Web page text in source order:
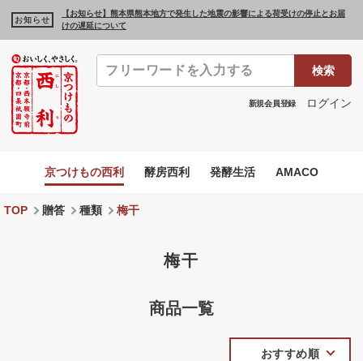
お知らせ
【お知らせ】熊本県熊本地方で発生した地震の影響による荷受けの停止とお届
けの遅延について
検索
新規会員登録 ログイン
京つけもの西利 酵房西利 発酵生活 AMACO
TOP 贈答 種類 梅干
梅干
商品一覧
おすすめ順